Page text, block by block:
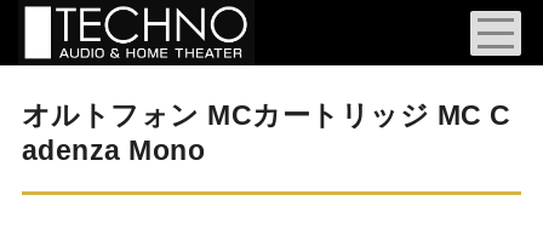
オルトフォン MCカートリッジ MC C
adenza Mono